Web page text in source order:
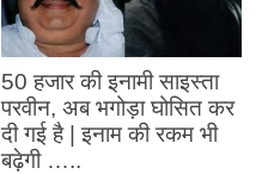
August 27, 2023
50 हजार की इनामी साइस्ता
परवीन, अब भगोड़ा घोसित कर
दी गई है | इनाम की रकम भी
बढ़ेगी …..